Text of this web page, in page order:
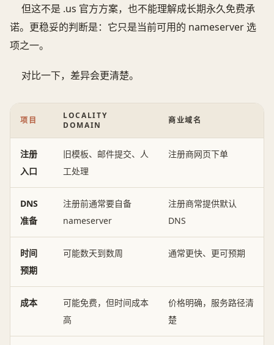
但这不是 .us 官方方案，也不能理解成长期永久免费承
诺。更稳妥的判断是：它只是当前可用的 nameserver 选
项之一。
对比一下，差异会更清楚。
项目
LOCALITY
DOMAIN
商业域名
注册
入口
旧模板、邮件提交、人
工处理
注册商网页下单
DNS
准备
注册前通常要自备
nameserver
注册商常提供默认
DNS
时间
预期
可能数天到数周 通常更快、更可预期
成本
可能免费，但时间成本
高
价格明确，服务路径清
楚